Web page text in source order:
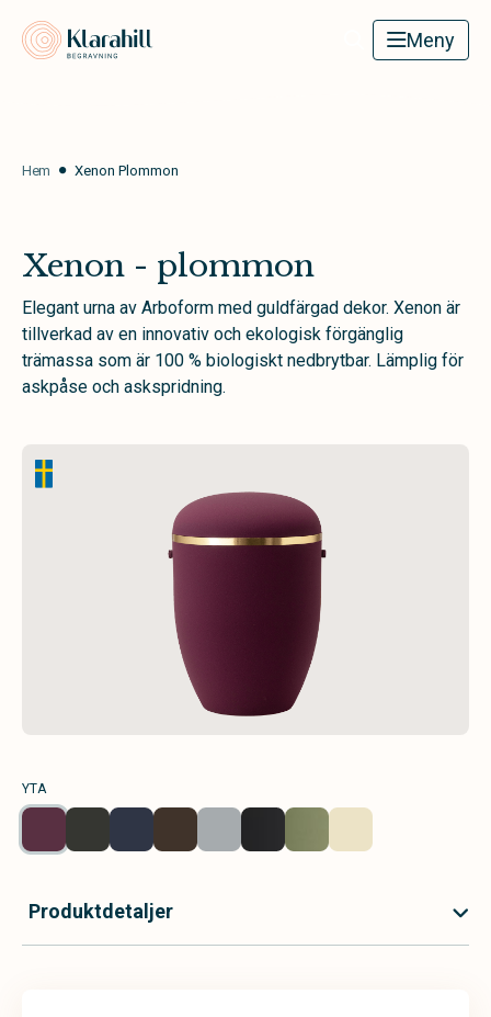
Meny
Hem Xenon Plommon
Xenon - plommon
Elegant urna av Arboform med guldfärgad dekor. Xenon är
tillverkad av en innovativ och ekologisk förgänglig
trämassa som är 100 % biologiskt nedbrytbar. Lämplig för
askpåse och askspridning.
YTA
Produktdetaljer